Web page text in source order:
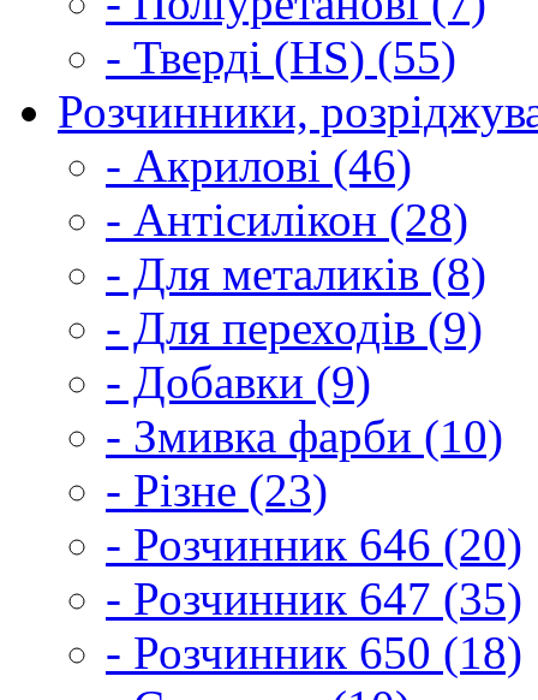
- Тверді (HS) (55)
Розчинники,
- Акрилові (46)
- Антісилікон (28)
- Для металиків (8)
- Для переходів (9)
- Добавки (9)
- Змивка фарби (10)
- Різне (23)
- Розчинник 646 (20)
- Розчинник 647 (35)
- Розчинник 650 (18)